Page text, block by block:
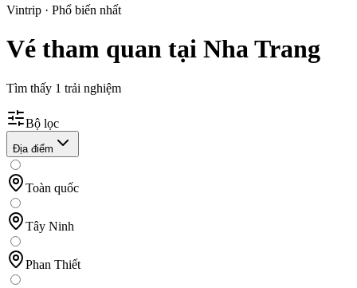
Vintrip · Phổ biến nhất
Vé tham quan tại Nha Trang
Tìm thấy 1 trải nghiệm
Bộ lọc
Địa điểm
Toàn quốc
Tây Ninh
Phan Thiết